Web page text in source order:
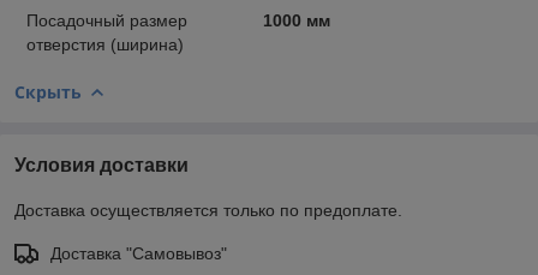
Посадочный размер
отверстия (ширина)
1000 мм
Скрыть
Условия доставки
Доставка осуществляется только по предоплате.
Доставка "Самовывоз"